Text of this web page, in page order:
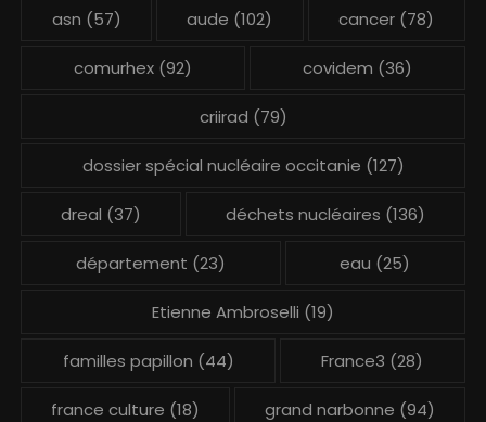
asn (57) aude (102) cancer (78)
comurhex (92) covidem (36)
criirad (79)
dossier spécial nucléaire occitanie (127)
dreal (37) déchets nucléaires (136)
département (23) eau (25)
Etienne Ambroselli (19)
familles papillon (44) France3 (28)
france culture (18) grand narbonne (94)